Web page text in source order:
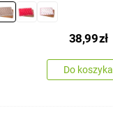
38,99zł
Do koszyka